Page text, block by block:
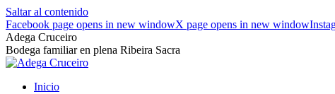
Saltar al contenido
Facebook page opens in new windowX page opens in new window
Adega Cruceiro
Bodega familiar en plena Ribeira Sacra
Inicio